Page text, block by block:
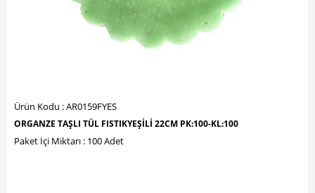
Ürün Kodu : AR0159FYES
ORGANZE TAŞLI TÜL FISTIKYEŞİLİ 22CM PK:100-KL:100
Paket İçi Miktarı : 100 Adet